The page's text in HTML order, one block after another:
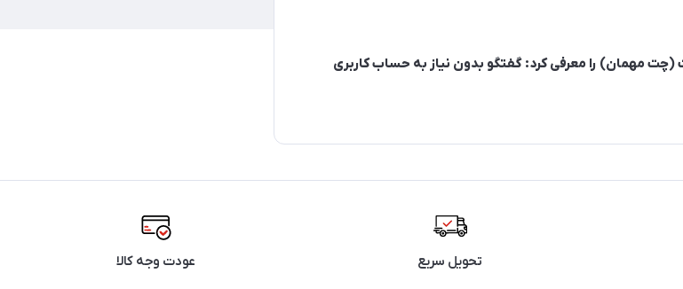
(چت مهمان) را معرفی کرد: گفتگو بدون نیاز به حساب کاربری
تحویل سریع عودت وجه کالا